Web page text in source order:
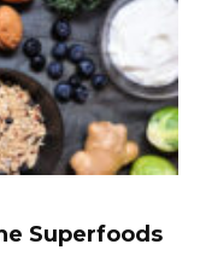
Superfoods